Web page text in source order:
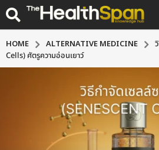
HOME ALTERNATIVE MEDICINE
Cells) ศัตรูความอ่อนเยาว์